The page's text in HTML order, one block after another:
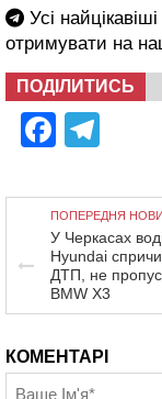
Усі
отримувати на
ПОДІЛИТИСЬ
ПОПЕРЕДНЯ
У Черкасах
Hyundai
ДТП, не
BMW X3
КОМЕНТАРІ